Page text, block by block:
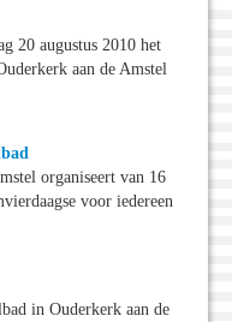
20 augustus 2010 het
aan de Amstel
organiseert van 16
voor iedereen
in Ouderkerk aan de